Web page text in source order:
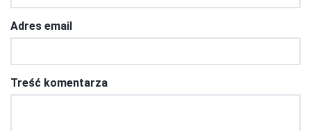
Adres email
Treść komentarza